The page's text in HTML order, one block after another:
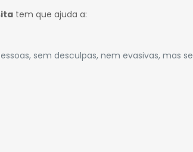
tem que ajuda a:
sem desculpas, nem evasivas, mas